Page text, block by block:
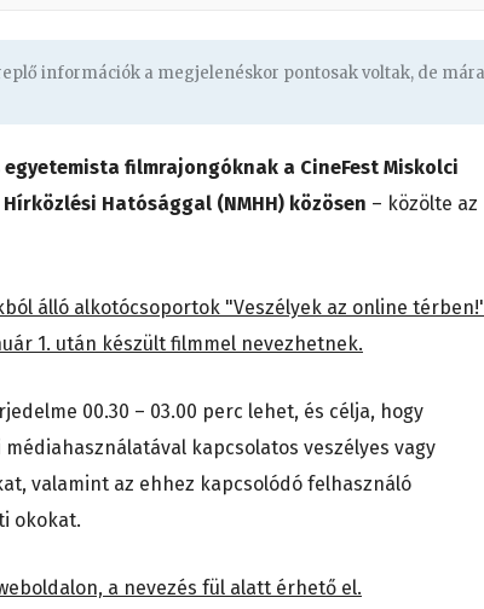
információk a megjelenéskor pontosak voltak, de mára
filmrajongóknak a CineFest Miskolci
Hatósággal (NMHH) közösen – közölte az
álló alkotócsoportok "Veszélyek az online
1. után készült filmmel nevezhetnek.
00.30 – 03.00 perc lehet, és célja, hogy
kapcsolatos veszélyes vagy
valamint az ehhez kapcsolódó felhasználó
okokat.
a nevezés fül alatt érhető el.